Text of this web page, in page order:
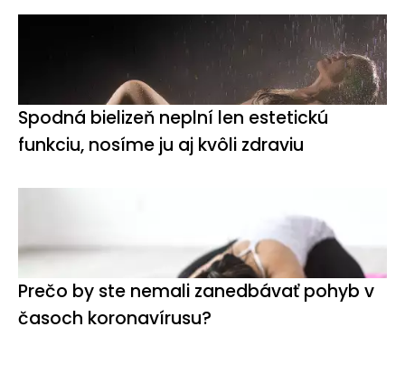
Spodná bielizeň neplní len estetickú
funkciu, nosíme ju aj kvôli zdraviu
Prečo by ste nemali zanedbávať pohyb v
časoch koronavírusu?